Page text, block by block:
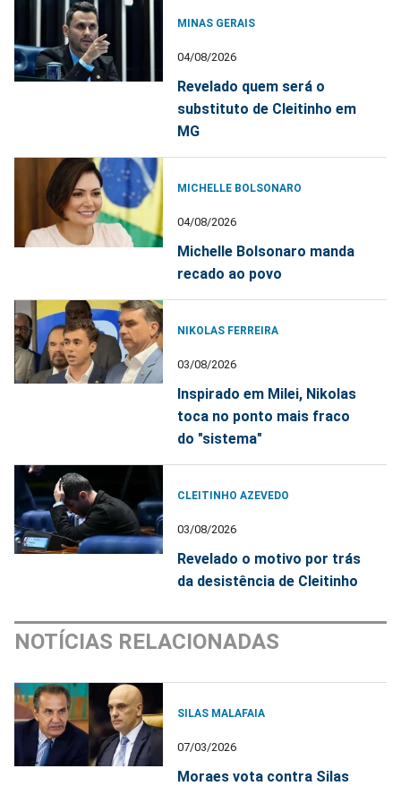
MINAS GERAIS
04/08/2026
Revelado quem será o
substituto de Cleitinho em
MG
MICHELLE BOLSONARO
04/08/2026
Michelle Bolsonaro manda
recado ao povo
NIKOLAS FERREIRA
03/08/2026
Inspirado em Milei, Nikolas
toca no ponto mais fraco
do "sistema"
CLEITINHO AZEVEDO
03/08/2026
Revelado o motivo por trás
da desistência de Cleitinho
NOTÍCIAS RELACIONADAS
SILAS MALAFAIA
07/03/2026
Moraes vota contra Silas